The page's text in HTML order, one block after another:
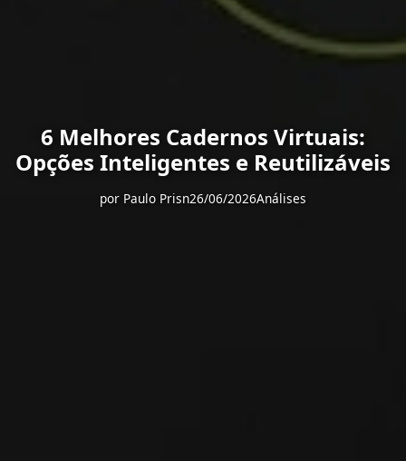
6 Melhores Cadernos Virtuais:
Opções Inteligentes e Reutilizáveis
por Paulo Prisn26/06/2026Análises